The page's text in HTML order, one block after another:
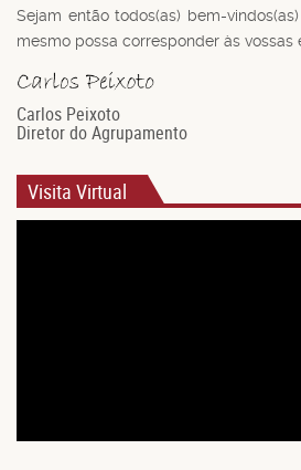
Sejam então todos(as) bem-
mesmo possa corresponder às vossas
Carlos Peixoto
Diretor do Agrupamento
Visita Virtual